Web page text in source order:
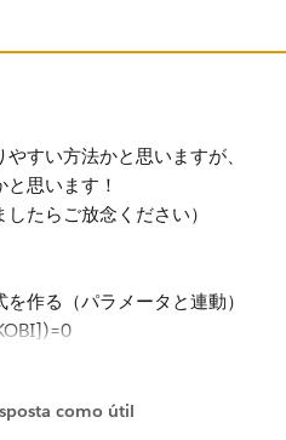
すい方法かと思いますが、
思います！
たらご放念ください）
作る（パラメータと連動）
como útil